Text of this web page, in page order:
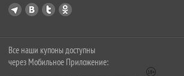
Все наши купоны доступны
через Мобильное Приложение: